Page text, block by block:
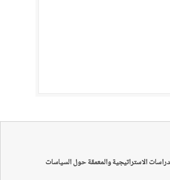
الاستراتيجية والمعمقة حول السياسات